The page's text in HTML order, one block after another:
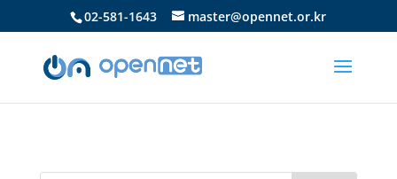
02-581-1643 master@opennet.or.kr